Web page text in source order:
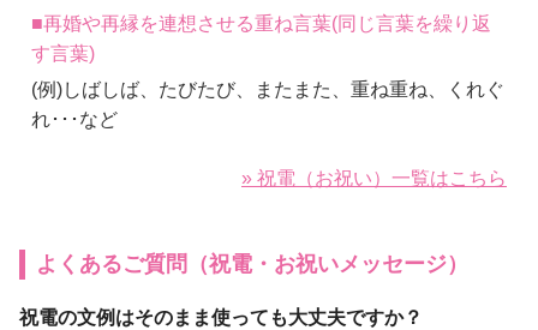
■再婚や再縁を連想させる重ね言葉(同じ言葉を繰り返
す言葉)
(例)しばしば、たびたび、またまた、重ね重ね、くれぐ
れ･･･など
» 祝電（お祝い）一覧はこちら
よくあるご質問（祝電・お祝いメッセージ）
祝電の文例はそのまま使っても大丈夫ですか？